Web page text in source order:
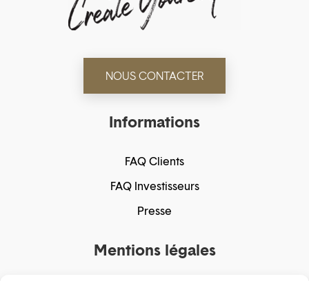
NOUS CONTACTER
Informations
FAQ Clients
FAQ Investisseurs
Presse
Mentions légales